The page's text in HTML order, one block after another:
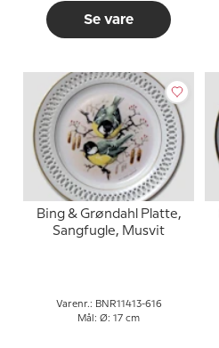
Se vare
Bing & Grøndahl Platte,
Sangfugle, Musvit
Varenr.: BNR11413-616
Mål: Ø: 17 cm